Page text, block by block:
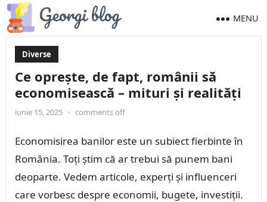
MENU
Diverse
Ce oprește, de fapt, românii să
economisească – mituri și realități
iunie 15, 2025 • comments off
Economisirea banilor este un subiect fierbinte în
România. Toți știm că ar trebui să punem bani
deoparte. Vedem articole, experți și influenceri
care vorbesc despre economii, bugete, investiții.